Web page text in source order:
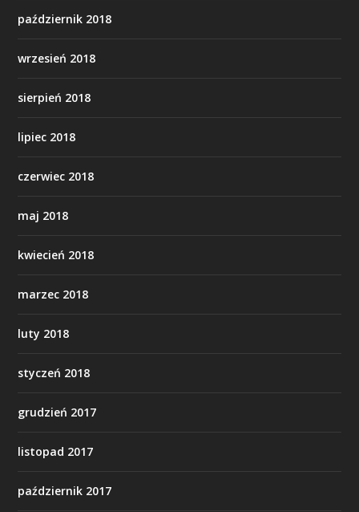
październik 2018
wrzesień 2018
sierpień 2018
lipiec 2018
czerwiec 2018
maj 2018
kwiecień 2018
marzec 2018
luty 2018
styczeń 2018
grudzień 2017
listopad 2017
październik 2017